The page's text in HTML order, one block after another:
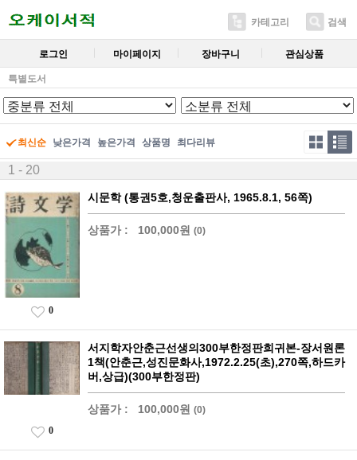
카테고리 검색
로그인 마이페이지 장바구니 관심상품
특별도서
최신순 낮은가격 높은가격 상품명 최다리뷰
1 - 20
시문학 (통권5호,청운출판사, 1965.8.1, 56쪽)
상품가 : 100,000원 (0)
0
서지학자안춘근선생의300부한정판희귀본-장서원론
1책(안춘근,성진문화사,1972.2.25(초),270쪽,하드카
버,상급)(300부한정판)
상품가 : 100,000원 (0)
0